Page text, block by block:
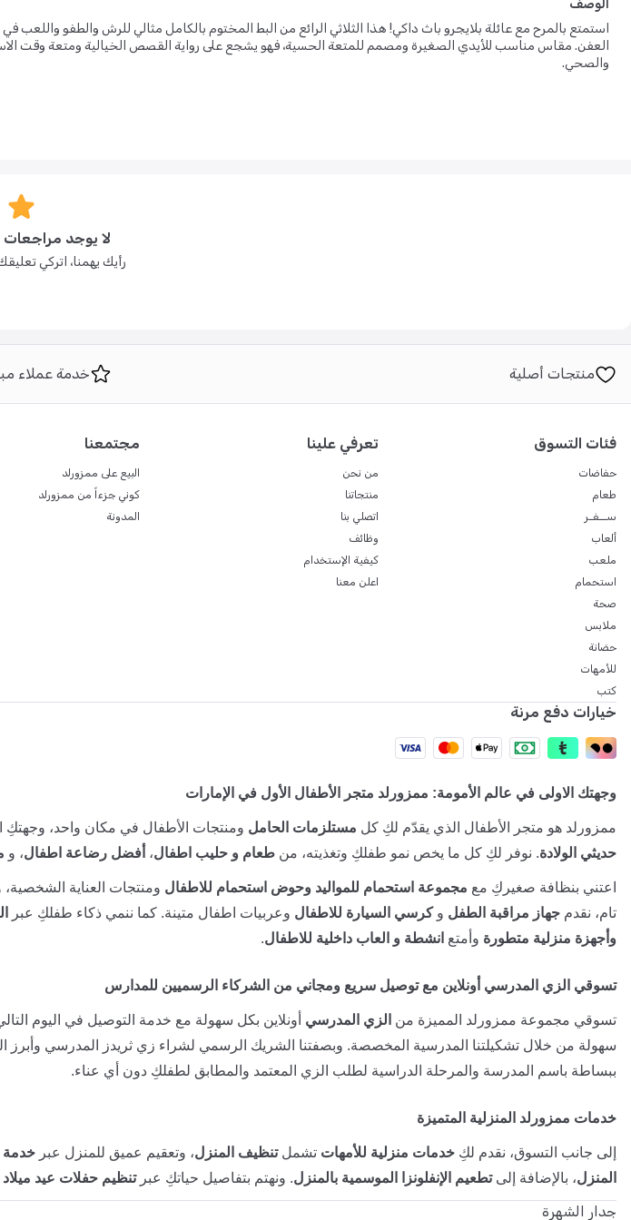
الوصف
استمتع بالمرح مع عائلة بلايجرو باث داكي! هذا الثلاثي الرائع من البط المختوم بالكامل مثالي للرش والطفو واللعب
العفن. مقاس مناسب للأيدي الصغيرة ومصمم للمتعة الحسية، فهو يشجع على رواية القصص الخيالية ومتعة وقت
والصحي.
لا يوجد مراجعات
رأيك يهمنا، اتركي
منتجات أصلية خدمة عملاء
فئات التسوق
حفاضات
طعام
ســفـر
ألعاب
ملعب
استحمام
صحة
ملابس
حضانة
للأمهات
كتب
تعرفي علينا
من نحن
منتجاتنا
اتصلي بنا
وظائف
كيفية الإستخدام
اعلن معنا
مجتمعنا
البيع على ممزورلد
كوني جزءاً من ممزورلد
المدونة
خيارات دفع مرنة
وجهتك الاولى في عالم الأمومة: ممزورلد متجر الأطفال الأول في الإمارات
ممزورلد هو متجر الأطفال الذي يقدّم لكِ كل مستلزمات الحامل ومنتجات الأطفال في مكان واحد، وجهتكِ
حديثي الولادة. نوفر لكِ كل ما يخص نمو طفلكِ وتغذيته، من طعام و حليب اطفال، أفضل رضاعة اطفال، و
اعتني بنظافة صغيركِ مع مجموعة استحمام للمواليد وحوض استحمام للاطفال ومنتجات العناية
تام، نقدم جهاز مراقبة الطفل وكرسي السيارة للاطفال وعربيات اطفال متينة. كما ننمي ذكاء طفلكِ عبر
وأجهزة منزلية متطورة وأمتع انشطة و العاب داخلية للاطفال.
تسوقي الزي المدرسي أونلاين مع توصيل سريع ومجاني من الشركاء الرسميين للمدارس
تسوقي مجموعة ممزورلد المميزة من الزي المدرسي أونلاين بكل سهولة مع خدمة التوصيل في اليوم
سهولة من خلال تشكيلتنا المدرسية المخصصة. وبصفتنا الشريك الرسمي لشراء زي ثريدز المدرسي
ببساطة باسم المدرسة والمرحلة الدراسية لطلب الزي المعتمد والمطابق لطفلكِ دون أي عناء.
خدمات ممزورلد المنزلية المتميزة
إلى جانب التسوق، نقدم لكِ خدمات منزلية للأمهات تشملتنظيف المنزل، وتعقيم عميق للمنزل عبر خدمة
المنزل، بالإضافة إلىتطعيم الإنفلونزا الموسمية بالمنزل. ونهتم بتفاصيل حياتكِ عبرتنظيم حفلات عيد
جدار الشهرة